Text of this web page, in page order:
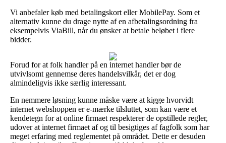
Vi anbefaler køb med betalingskort eller MobilePay. Som et
alternativ kunne du drage nytte af en afbetalingsordning fra
eksempelvis ViaBill, når du ønsker at betale beløbet i flere
bidder.
Forud for at folk handler på en internet handler bør de
utvivlsomt gennemse deres handelsvilkår, det er dog
almindeligvis ikke særlig interessant.
En nemmere løsning kunne måske være at kigge hvorvidt
internet webshoppen er e-mærke tilsluttet, som kan være et
kendetegn for at online firmaet respekterer de opstillede regler,
udover at internet firmaet af og til besigtiges af fagfolk som har
meget erfaring med reglementet på området. Dette er desuden